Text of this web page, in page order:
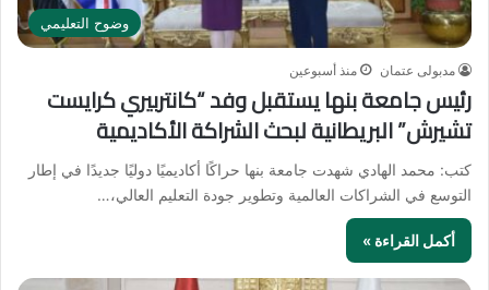
وضوح التعليمي
مدبولى عتمان منذ أسبوعين
رئيس جامعة بنها يستقبل وفد “كانتربيري كرايست
تشيرش” البريطانية لبحث الشراكة الأكاديمية
كتب: محمد الهادي شهدت جامعة بنها حراكًا أكاديميًا دوليًا جديدًا في إطار
التوسع في الشراكات العالمية وتطوير جودة التعليم العالي،…
أكمل القراءة »